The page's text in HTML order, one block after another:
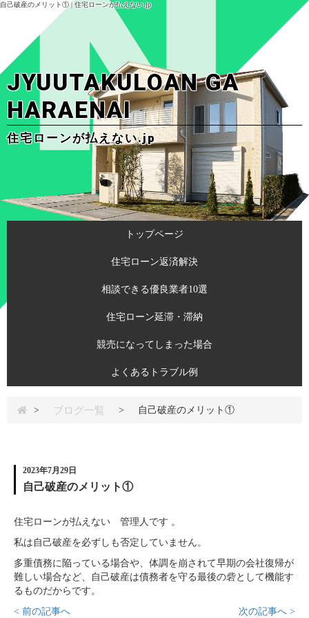
自己破産のメリット① | 住宅ローンが払えない.jp
JYUUTAKULOAN GA
HARAENAI
住宅ローンが払えない.jp
トップページ
住宅ローン返済解決
相談できる優良業者10選
住宅ローン延滞・滞納
競売になってしまった場合
よくあるトラブル例
> ブログ一覧 > 自己破産のメリット①
2023年7月29日
自己破産のメリット①
住宅ローンが払えない 管理人です 。
私は自己破産を必ずしも否定していません。
多重債務に陥っている場合や、体調を崩されて早期の会社復帰が
難しい場合など、自己破産は債務者を守る最後の砦として機能す
るものだからです。
< 前の記事へ
次の記事へ >